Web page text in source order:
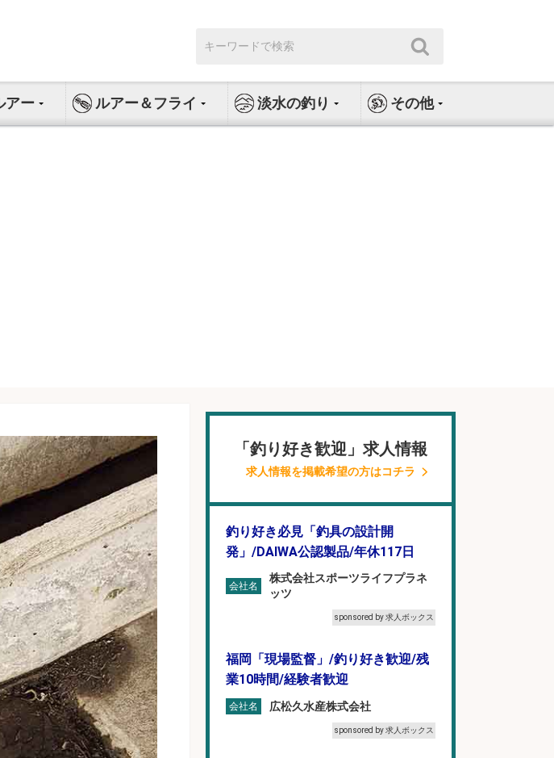
索:
アー ルアー＆フライ 淡水の釣り その他
「釣り好き歓迎」求人情報
求人情報を掲載希望の方はコチラ
釣り好き必見「釣具の設計開
発」/DAIWA公認製品/年休117日
会社名
株式会社スポーツライフプラネ
ッツ
sponsored by 求人ボックス
福岡「現場監督」/釣り好き歓迎/残
業10時間/経験者歓迎
会社名 広松久水産株式会社
sponsored by 求人ボックス